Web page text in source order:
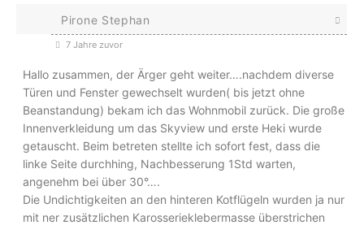
Pirone Stephan
7 Jahre zuvor
Hallo zusammen, der Ärger geht weiter….nachdem diverse
Türen und Fenster gewechselt wurden( bis jetzt ohne
Beanstandung) bekam ich das Wohnmobil zurück. Die große
Innenverkleidung um das Skyview und erste Heki wurde
getauscht. Beim betreten stellte ich sofort fest, dass die
linke Seite durchhing, Nachbesserung 1Std warten,
angenehm bei über 30°….
Die Undichtigkeiten an den hinteren Kotflügeln wurden ja nur
mit ner zusätzlichen Karosserieklebermasse überstrichen